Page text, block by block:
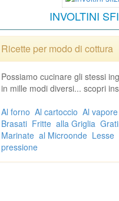
INVOLTINI
Ricette per modo di cottura
Possiamo cucinare gli stessi
in mille modi diversi... scopri
Al forno Al cartoccio Al vapore
Brasati Fritte alla Griglia
Marinate al Microonde Lesse
pressione